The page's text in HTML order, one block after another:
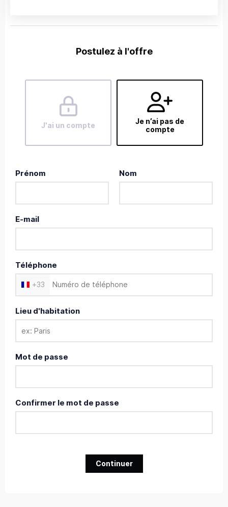
Postulez à l'offre
J'ai un compte
Je n’ai pas de
compte
Prénom Nom
E-mail
Téléphone
+33
Lieu d'habitation
Mot de passe
Confirmer le mot de passe
Continuer